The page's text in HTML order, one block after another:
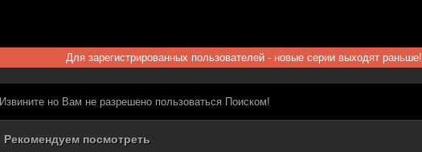
Для зарегистрированных пользователей - новые серии выходят раньше!
Извините но Вам не разрешено пользоваться Поиском!
Рекомендуем посмотреть